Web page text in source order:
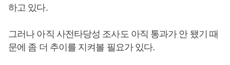
하고 있다.
그러나 아직 사전타당성 조사도 아직 통과가 안 됐기 때
문에 좀 더 추이를 지켜볼 필요가 있다.